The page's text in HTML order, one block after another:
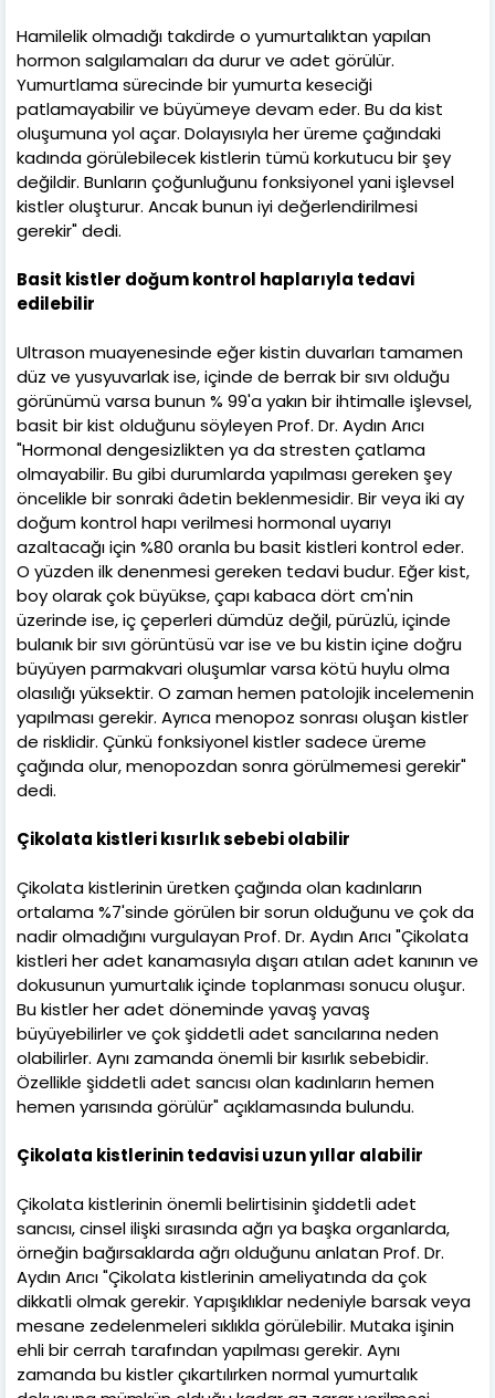
Hamilelik olmadığı takdirde o yumurtalıktan yapılan
hormon salgılamaları da durur ve adet görülür.
Yumurtlama sürecinde bir yumurta keseciği
patlamayabilir ve büyümeye devam eder. Bu da kist
oluşumuna yol açar. Dolayısıyla her üreme çağındaki
kadında görülebilecek kistlerin tümü korkutucu bir şey
değildir. Bunların çoğunluğunu fonksiyonel yani işlevsel
kistler oluşturur. Ancak bunun iyi değerlendirilmesi
gerekir" dedi.
Basit kistler doğum kontrol haplarıyla tedavi
edilebilir
Ultrason muayenesinde eğer kistin duvarları tamamen
düz ve yusyuvarlak ise, içinde de berrak bir sıvı olduğu
görünümü varsa bunun % 99'a yakın bir ihtimalle işlevsel,
basit bir kist olduğunu söyleyen Prof. Dr. Aydın Arıcı
"Hormonal dengesizlikten ya da stresten çatlama
olmayabilir. Bu gibi durumlarda yapılması gereken şey
öncelikle bir sonraki âdetin beklenmesidir. Bir veya iki ay
doğum kontrol hapı verilmesi hormonal uyarıyı
azaltacağı için %80 oranla bu basit kistleri kontrol eder.
O yüzden ilk denenmesi gereken tedavi budur. Eğer kist,
boy olarak çok büyükse, çapı kabaca dört cm'nin
üzerinde ise, iç çeperleri dümdüz değil, pürüzlü, içinde
bulanık bir sıvı görüntüsü var ise ve bu kistin içine doğru
büyüyen parmakvari oluşumlar varsa kötü huylu olma
olasılığı yüksektir. O zaman hemen patolojik incelemenin
yapılması gerekir. Ayrıca menopoz sonrası oluşan kistler
de risklidir. Çünkü fonksiyonel kistler sadece üreme
çağında olur, menopozdan sonra görülmemesi gerekir"
dedi.
Çikolata kistleri kısırlık sebebi olabilir
Çikolata kistlerinin üretken çağında olan kadınların
ortalama %7'sinde görülen bir sorun olduğunu ve çok da
nadir olmadığını vurgulayan Prof. Dr. Aydın Arıcı "Çikolata
kistleri her adet kanamasıyla dışarı atılan adet kanının ve
dokusunun yumurtalık içinde toplanması sonucu oluşur.
Bu kistler her adet döneminde yavaş yavaş
büyüyebilirler ve çok şiddetli adet sancılarına neden
olabilirler. Aynı zamanda önemli bir kısırlık sebebidir.
Özellikle şiddetli adet sancısı olan kadınların hemen
hemen yarısında görülür" açıklamasında bulundu.
Çikolata kistlerinin tedavisi uzun yıllar alabilir
Çikolata kistlerinin önemli belirtisinin şiddetli adet
sancısı, cinsel ilişki sırasında ağrı ya başka organlarda,
örneğin bağırsaklarda ağrı olduğunu anlatan Prof. Dr.
Aydın Arıcı "Çikolata kistlerinin ameliyatında da çok
dikkatli olmak gerekir. Yapışıklıklar nedeniyle barsak veya
mesane zedelenmeleri sıklıkla görülebilir. Mutaka işinin
ehli bir cerrah tarafından yapılması gerekir. Aynı
zamanda bu kistler çıkartılırken normal yumurtalık